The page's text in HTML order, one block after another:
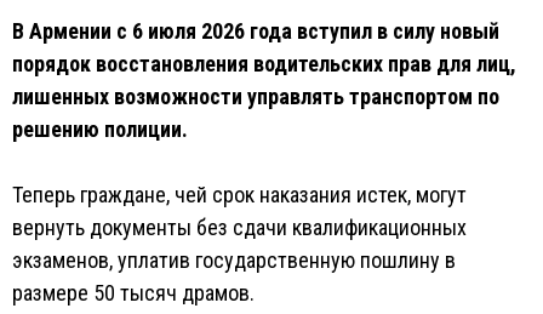
В Армении с 6 июля 2026 года вступил в силу новый
порядок восстановления водительских прав для лиц,
лишенных возможности управлять транспортом по
решению полиции.
Теперь граждане, чей срок наказания истек, могут
вернуть документы без сдачи квалификационных
экзаменов, уплатив государственную пошлину в
размере 50 тысяч драмов.